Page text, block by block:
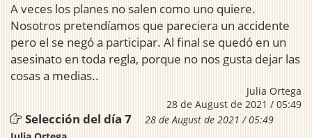
A veces los planes no salen como uno quiere.
Nosotros pretendíamos que pareciera un accidente
pero el se negó a participar. Al final se quedó en un
asesinato en toda regla, porque no nos gusta dejar las
cosas a medias..
Julia Ortega
28 de August de 2021 / 05:49
Selección del día 7
28 de August de 2021 / 05:49